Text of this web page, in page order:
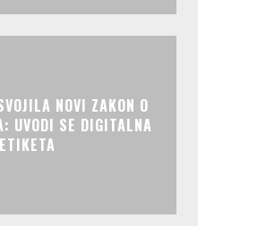
NOVI ZAKON O
UVODI SE DIGITALNA
ETIKETA